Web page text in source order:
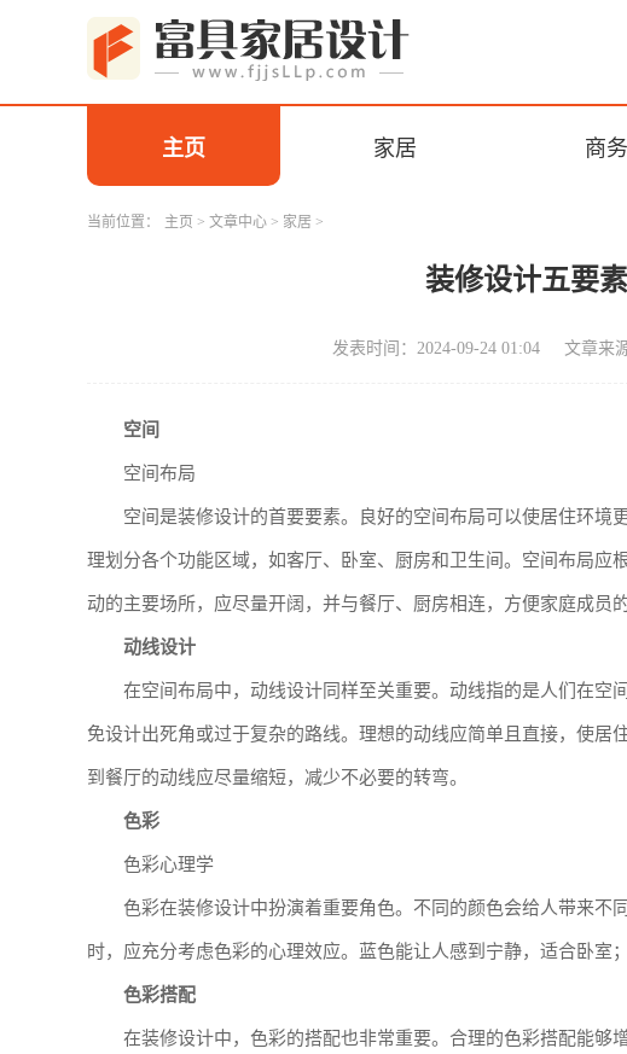
主页 家居 商务
当前位置： 主页 > 文章中心 > 家居 >
装修设计五要
发表时间：2024-09-24 01:04 文章来
空间
空间布局
空间是装修设计的首要要素。良好的空间布局可以使居住环境
理划分各个功能区域，如客厅、卧室、厨房和卫生间。空间布局应
动的主要场所，应尽量开阔，并与餐厅、厨房相连，方便家庭成员
动线设计
在空间布局中，动线设计同样至关重要。动线指的是人们在空
免设计出死角或过于复杂的路线。理想的动线应简单且直接，使居
到餐厅的动线应尽量缩短，减少不必要的转弯。
色彩
色彩心理学
色彩在装修设计中扮演着重要角色。不同的颜色会给人带来不
时，应充分考虑色彩的心理效应。蓝色能让人感到宁静，适合卧室
色彩搭配
在装修设计中，色彩的搭配也非常重要。合理的色彩搭配能够